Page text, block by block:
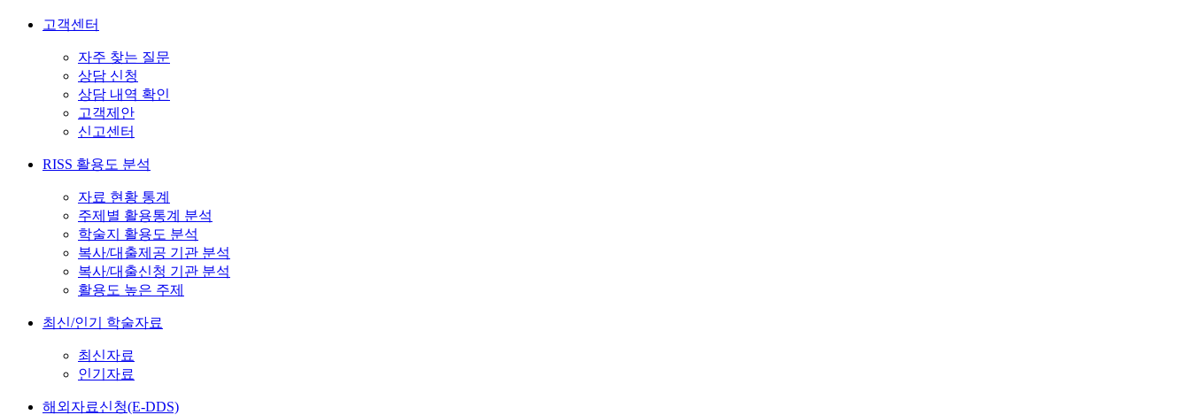
고객센터
자주 찾는 질문
상담 신청
상담 내역 확인
고객제안
신고센터
RISS 활용도 분석
자료 현황 통계
주제별 활용통계 분석
학술지 활용도 분석
복사/대출제공 기관 분석
복사/대출신청 기관 분석
활용도 높은 주제
최신/인기 학술자료
최신자료
인기자료
해외자료신청(E-DDS)